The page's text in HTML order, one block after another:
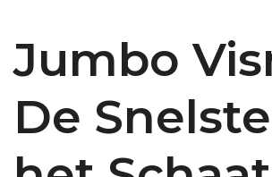
Jumbo
De